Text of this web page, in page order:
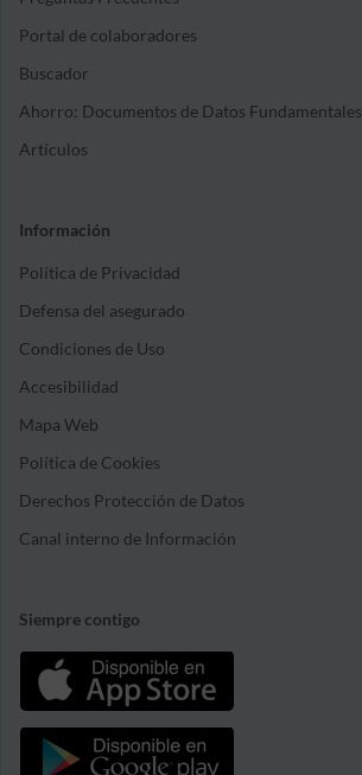
Portal de colaboradores
Buscador
Ahorro: Documentos de Datos Fundamentales
Artículos
Información
Política de Privacidad
Defensa del asegurado
Condiciones de Uso
Accesibilidad
Mapa Web
Política de Cookies
Derechos Protección de Datos
Canal interno de Información
Siempre contigo